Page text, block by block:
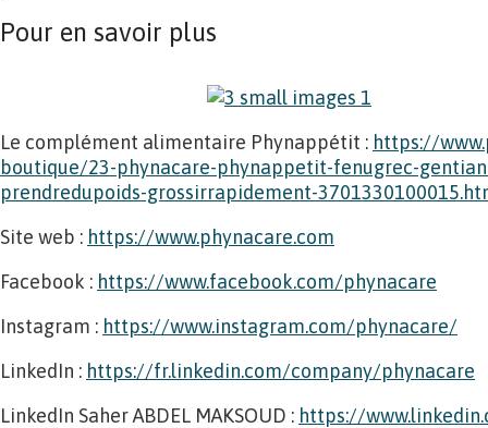
Pour en savoir plus
Le complément alimentaire Phynappétit : https://
boutique/23-phynacare-phynappetit-fenugrec-
prendredupoids-grossirrapidement-
Site web : https://www.phynacare.com
Facebook : https://www.facebook.com/phynacare
Instagram : https://www.instagram.com/phynacare/
LinkedIn : https://fr.linkedin.com/company/phynacare
LinkedIn Saher ABDEL MAKSOUD : https://